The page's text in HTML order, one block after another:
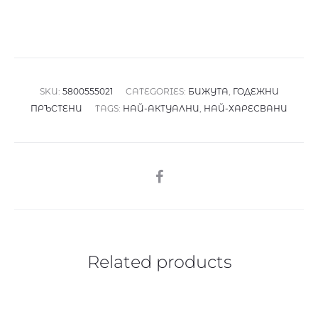
SKU: 5800555021 CATEGORIES: БИЖУТА, ГОДЕЖНИ
ПРЪСТЕНИ
TAGS: НАЙ-АКТУАЛНИ, НАЙ-ХАРЕСВАНИ
SHARE
Related products